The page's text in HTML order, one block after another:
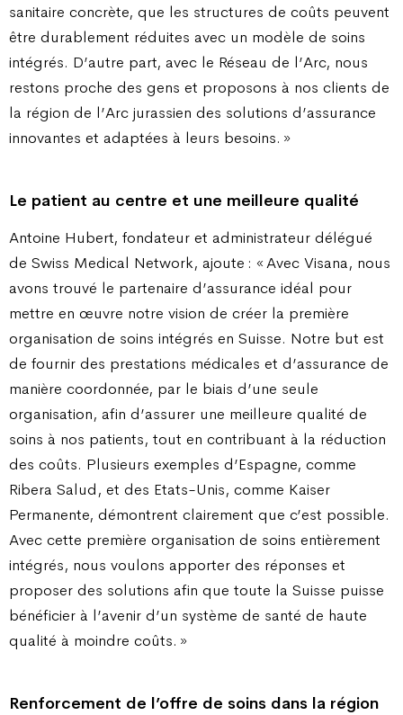
sanitaire concrète, que les structures de coûts peuvent
être durablement réduites avec un modèle de soins
intégrés. D’autre part, avec le Réseau de l’Arc, nous
restons proche des gens et proposons à nos clients de
la région de l’Arc jurassien des solutions d’assurance
innovantes et adaptées à leurs besoins. »
Le patient au centre et une meilleure qualité
Antoine Hubert, fondateur et administrateur délégué
de Swiss Medical Network, ajoute : « Avec Visana, nous
avons trouvé le partenaire d’assurance idéal pour
mettre en œuvre notre vision de créer la première
organisation de soins intégrés en Suisse. Notre but est
de fournir des prestations médicales et d’assurance de
manière coordonnée, par le biais d’une seule
organisation, afin d’assurer une meilleure qualité de
soins à nos patients, tout en contribuant à la réduction
des coûts. Plusieurs exemples d’Espagne, comme
Ribera Salud, et des Etats-Unis, comme Kaiser
Permanente, démontrent clairement que c’est possible.
Avec cette première organisation de soins entièrement
intégrés, nous voulons apporter des réponses et
proposer des solutions afin que toute la Suisse puisse
bénéficier à l’avenir d’un système de santé de haute
qualité à moindre coûts. »
Renforcement de l’offre de soins dans la région